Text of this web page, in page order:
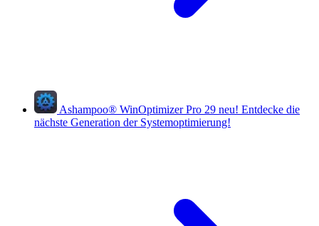
Ashampoo® WinOptimizer Pro 29 neu! Entdecke die
nächste Generation der Systemoptimierung!